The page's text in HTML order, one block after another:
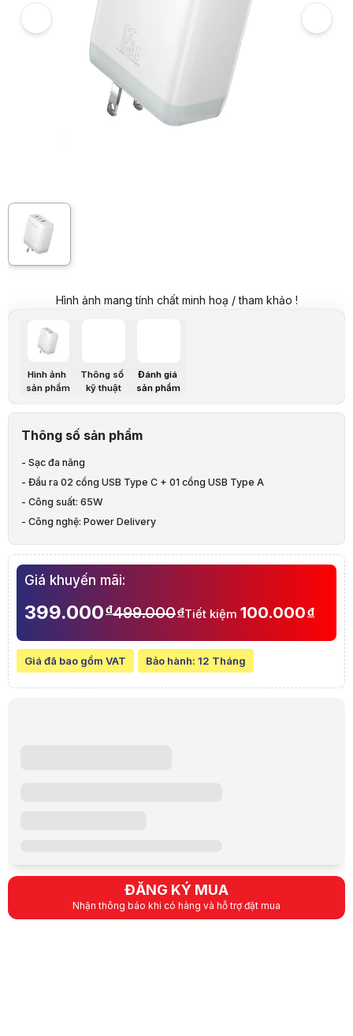
Giá niêm yết:
499.000 VND
399.000 VND
Tiết kiệm 100.000 VND (-20%)
Giá mua trả góp (6 tháng):
66.500 VND / tháng
Trả góp qua thẻ VISA (12 tháng):
33.250 VND / tháng
Giá đã bao gồm VAT
SACP0940
AKUS
Order trước – giao sau
Công nghệ: Power Delivery
Thông số kỹ thuật
Tên sản phẩm
Hãng
Mô tả sản phẩm
Củ sạc AKUS-D34 PRO 65W - 01 CỔNG USB TYPE A + 02 CỔNG
Bài viết và hình ảnh mang tính tham khảo. Cấu hình và đặc
Danh mục: Phụ Kiện Laptop, PC, Điện Thoại
Hình ảnh mang tính chất minh hoạ / tham khảo !
Hình ảnh
sản phẩm
Thông số
kỹ thuật
Đánh giá
sản phẩm
Thông số sản phẩm
- Sạc đa năng
- Đầu ra 02 cổng USB Type C + 01 cổng USB Type A
- Công suất: 65W
- Công nghệ: Power Delivery
Giá khuyến mãi:
399.000đ499.000đTiết kiệm 100.000đ
Giá đã bao gồm VAT Bảo hành: 12 Tháng
ĐĂNG KÝ MUA
Nhận thông báo khi có hàng và hỗ trợ đặt mua